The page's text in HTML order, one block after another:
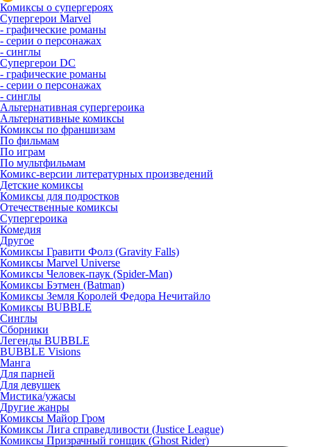
Комиксы о супергероях
Супергерои Marvel
- графические романы
- серии о персонажах
- синглы
Супергерои DC
- графические романы
- серии о персонажах
- синглы
Альтернативная супергероика
Альтернативные комиксы
Комиксы по франшизам
По фильмам
По играм
По мультфильмам
Комикс-версии литературных произведений
Детские комиксы
Комиксы для подростков
Отечественные комиксы
Супергероика
Комедия
Другое
Комиксы Гравити Фолз (Gravity Falls)
Комиксы Marvel Universe
Комиксы Человек-паук (Spider-Man)
Комиксы Бэтмен (Batman)
Комиксы Земля Королей Федора Нечитайло
Комиксы BUBBLE
Синглы
Сборники
Легенды BUBBLE
BUBBLE Visions
Манга
Для парней
Для девушек
Мистика/ужасы
Другие жанры
Комиксы Майор Гром
Комиксы Лига справедливости (Justice League)
Комиксы Призрачный гонщик (Ghost Rider)